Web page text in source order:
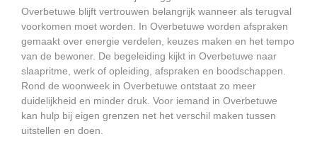
Overbetuwe blijft vertrouwen belangrijk wanneer als terugval
voorkomen moet worden. In Overbetuwe worden afspraken
gemaakt over energie verdelen, keuzes maken en het tempo
van de bewoner. De begeleiding kijkt in Overbetuwe naar
slaapritme, werk of opleiding, afspraken en boodschappen.
Rond de woonweek in Overbetuwe ontstaat zo meer
duidelijkheid en minder druk. Voor iemand in Overbetuwe
kan hulp bij eigen grenzen net het verschil maken tussen
uitstellen en doen.